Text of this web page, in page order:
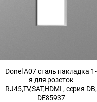
Donel A07 сталь накладка 1-
я для розеток
RJ45,TV,SAT,HDMI , серия DB,
DE85937